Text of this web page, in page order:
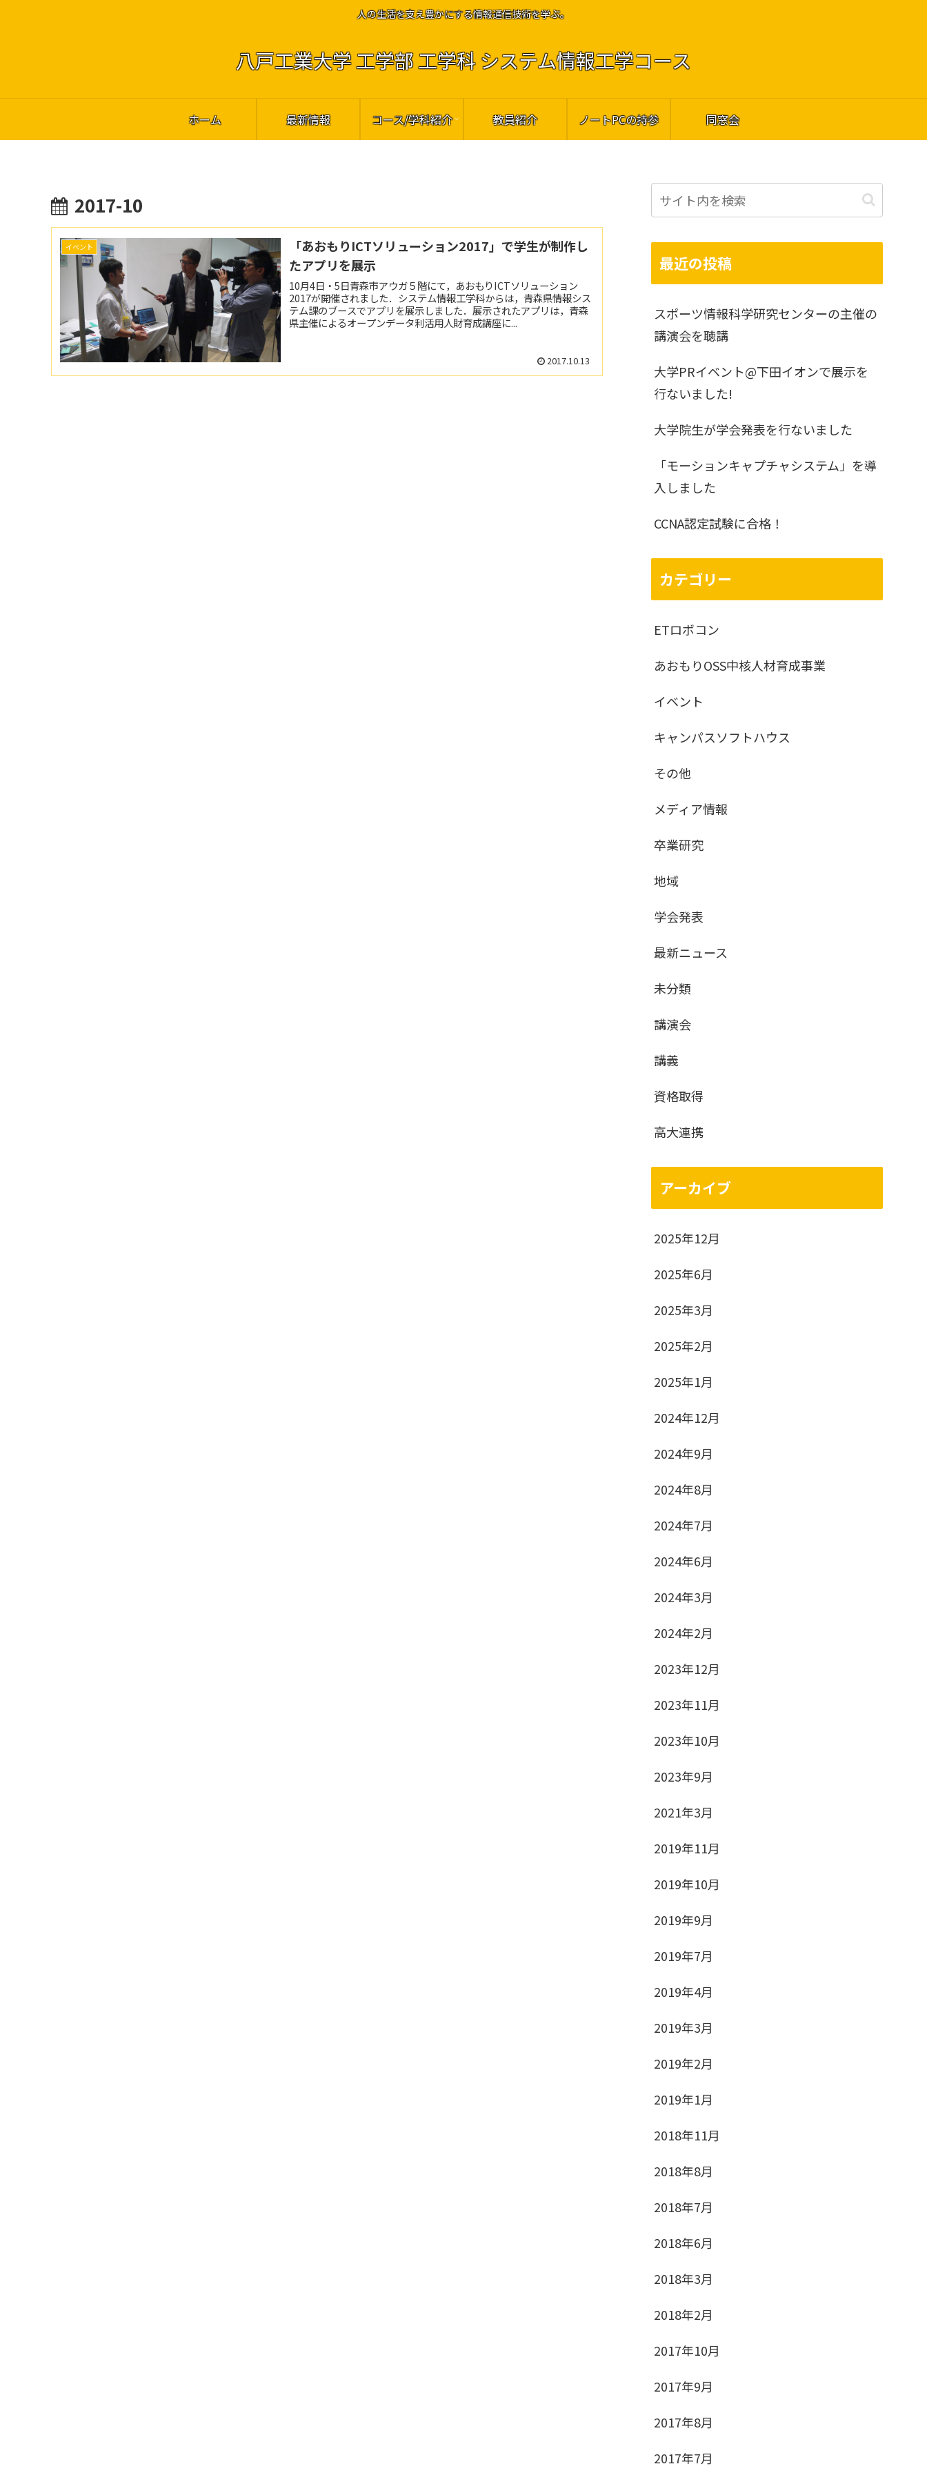
人の生活を支え豊かにする情報通信技術を学ぶ。
八戸工業大学 工学部 工学科 システム情報工学コース
ホーム 最新情報 コース/学科紹介 教員紹介 ノートPCの持参 同窓会
2017-10
イベント
「あおもりICTソリューション2017」で学生が制作し
たアプリを展示
10月4日・5日青森市アウガ５階にて，あおもりICTソリューション
2017が開催されました．システム情報工学科からは，青森県情報シス
テム課のブースでアプリを展示しました．展示されたアプリは，青森
県主催によるオープンデータ利活用人財育成講座に...
2017.10.13
最近の投稿
スポーツ情報科学研究センターの主催の
講演会を聴講
大学PRイベント@下田イオンで展示を
行ないました!
大学院生が学会発表を行ないました
「モーションキャプチャシステム」を導
入しました
CCNA認定試験に合格！
カテゴリー
ETロボコン
あおもりOSS中核人材育成事業
イベント
キャンパスソフトハウス
その他
メディア情報
卒業研究
地域
学会発表
最新ニュース
未分類
講演会
講義
資格取得
高大連携
アーカイブ
2025年12月
2025年6月
2025年3月
2025年2月
2025年1月
2024年12月
2024年9月
2024年8月
2024年7月
2024年6月
2024年3月
2024年2月
2023年12月
2023年11月
2023年10月
2023年9月
2021年3月
2019年11月
2019年10月
2019年9月
2019年7月
2019年4月
2019年3月
2019年2月
2019年1月
2018年11月
2018年8月
2018年7月
2018年6月
2018年3月
2018年2月
2017年10月
2017年9月
2017年8月
2017年7月